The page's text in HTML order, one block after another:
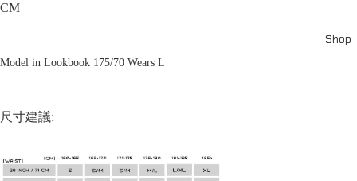
Shop
CM
Model in Lookbook 175/70 Wears L
尺寸建議: